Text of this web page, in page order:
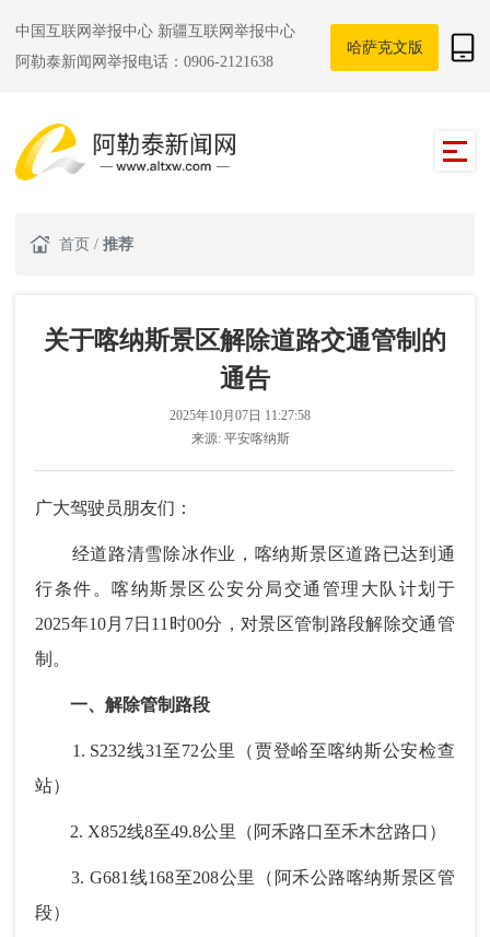
中国互联网举报中心 新疆互联网举报中心
阿勒泰新闻网举报电话：0906-2121638
哈萨克文版
首页 / 推荐
关于喀纳斯景区解除道路交通管制的
通告
2025年10月07日 11:27:58
来源: 平安喀纳斯
广大驾驶员朋友们：
经道路清雪除冰作业，喀纳斯景区道路已达到通
行条件。喀纳斯景区公安分局交通管理大队计划于
2025年10月7日11时00分，对景区管制路段解除交通管
制。
一、解除管制路段
1. S232线31至72公里（贾登峪至喀纳斯公安检查
站）
2. X852线8至49.8公里（阿禾路口至禾木岔路口）
3. G681线168至208公里（阿禾公路喀纳斯景区管
段）